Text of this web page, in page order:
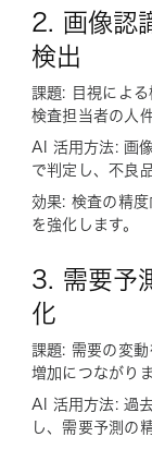
2. 画像認
検出
課題: 目視による
検査担当者の人
AI 活用方法: 画
で判定し、不良
効果: 検査の精
を強化します。
3. 需要予
化
課題: 需要の変
増加につながりま
AI 活用方法: 過
し、需要予測の